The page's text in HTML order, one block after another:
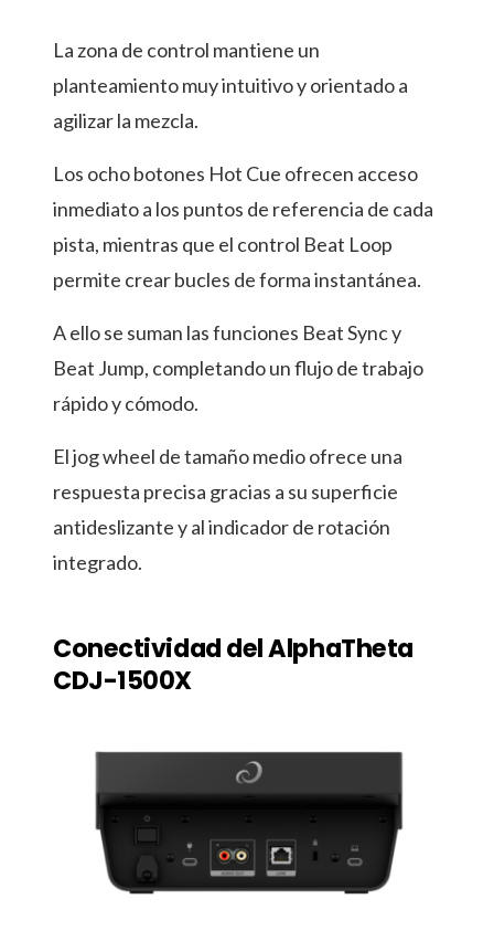
La zona de control mantiene un
planteamiento muy intuitivo y orientado a
agilizar la mezcla.
Los ocho botones Hot Cue ofrecen acceso
inmediato a los puntos de referencia de cada
pista, mientras que el control Beat Loop
permite crear bucles de forma instantánea.
A ello se suman las funciones Beat Sync y
Beat Jump, completando un flujo de trabajo
rápido y cómodo.
El jog wheel de tamaño medio ofrece una
respuesta precisa gracias a su superficie
antideslizante y al indicador de rotación
integrado.
Conectividad del AlphaTheta
CDJ-1500X